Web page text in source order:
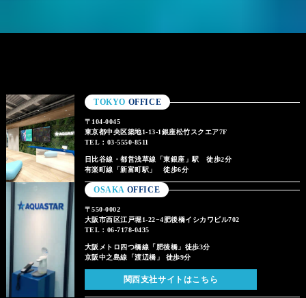
TOKYO OFFICE
〒104-0045
東京都中央区築地1-13-1銀座松竹スクエア7F
TEL：03-5550-8511
日比谷線・都営浅草線「東銀座」駅 徒歩2分
有楽町線「新富町駅」 徒歩6分
OSAKA OFFICE
〒550-0002
大阪市西区江戸堀1-22−4肥後橋イシカワビル702
TEL：06-7178-0435
大阪メトロ四つ橋線「肥後橋」徒歩3分
京阪中之島線「渡辺橋」 徒歩9分
関西支社サイトはこちら